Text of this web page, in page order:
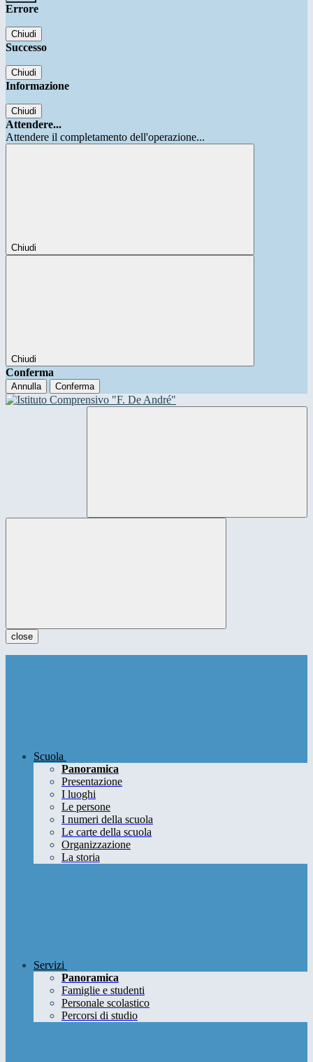
Errore
Chiudi
Successo
Chiudi
Informazione
Chiudi
Attendere...
Attendere il completamento dell'operazione...
Chiudi
Chiudi
Conferma
Annulla Conferma
close
Scuola
Panoramica
Presentazione
I luoghi
Le persone
I numeri della scuola
Le carte della scuola
Organizzazione
La storia
Servizi
Panoramica
Famiglie e studenti
Personale scolastico
Percorsi di studio